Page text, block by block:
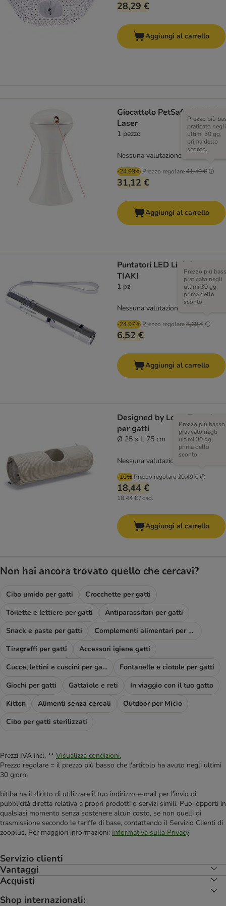
28,29 €
Aggiungi al carrello
Giocattolo PetSafe® Multi-
Laser
1 pezzo
-24.99% Prezzo regolare41,49 €
Prezzo più
praticato negli
ultimi 30 gg,
prima dello
sconto.
31,12 €
Nessuna valutazione
Aggiungi al carrello
Puntatori LED Lightbusters
TIAKI
1 pz
-24.97% Prezzo regolare8,69 €
Prezzo più
praticato negli
ultimi 30 gg,
prima dello
sconto.
6,52 €
Nessuna valutazione
Aggiungi al carrello
Designed by Lotte Tunnel
per gatti
Ø 25 x L 75 cm
-10% Prezzo regolare20,49 €
Prezzo più basso
praticato negli
ultimi 30 gg,
prima dello
sconto.
18,44 €
18,44 € / cad.
Nessuna valutazione
Aggiungi al carrello
Non hai ancora trovato quello che cercavi?
Cibo umido per gatti
Crocchette per gatti
Toilette e lettiere per gatti
Antiparassitari per gatti
Snack e paste per gatti
Complementi alimentari per gatti
Tiragraffi per gatti
Accessori igiene gatti
Cucce, lettini e cuscini per gatti
Fontanelle e ciotole per gatti
Giochi per gatti
Gattaiole e reti
In viaggio con il tuo gatto
Kitten
Alimenti senza cereali
Outdoor per Micio
Cibo per gatti sterilizzati
Prezzi IVA incl. ** Visualizza condizioni.
Prezzo regolare = il prezzo più basso che l'articolo ha avuto negli ultimi
30 giorni
bitiba ha il diritto di utilizzare il tuo indirizzo e-mail per l'invio di
pubblicità diretta relativa a propri prodotti o servizi simili. Puoi opporti in
qualsiasi momento senza sostenere alcun costo, se non quelli di
trasmissione secondo le tariffe di base, contattando il Servizio Clienti di
zooplus. Per maggiori informazioni: Informativa sulla Privacy
Servizio clienti
Vantaggi
Acquisti
Shop internazionali: